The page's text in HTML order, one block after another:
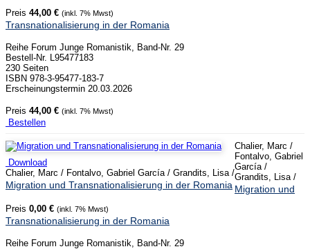
Preis 44,00 € (inkl. 7% Mwst)
Transnationalisierung in der Romania
Reihe Forum Junge Romanistik, Band-Nr. 29
Bestell-Nr. L95477183
230 Seiten
ISBN 978-3-95477-183-7
Erscheinungstermin 20.03.2026
Preis 44,00 € (inkl. 7% Mwst)
Bestellen
Download
Chalier, Marc / Fontalvo, Gabriel García / Grandits, Lisa /
Migration und Transnationalisierung in der Romania
Preis 0,00 € (inkl. 7% Mwst)
Chalier, Marc /
Fontalvo, Gabriel
García /
Grandits, Lisa /
Migration und
Transnationalisierung in der Romania
Reihe Forum Junge Romanistik, Band-Nr. 29